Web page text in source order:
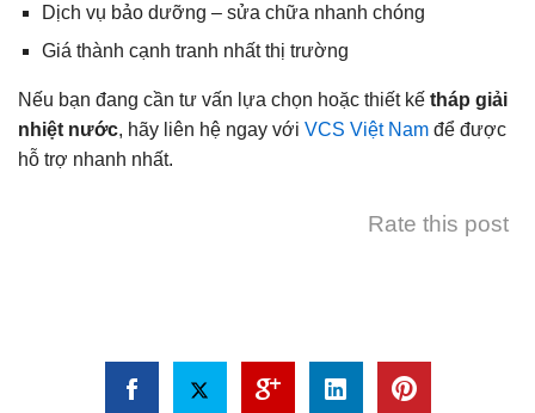
Dịch vụ bảo dưỡng – sửa chữa nhanh chóng
Giá thành cạnh tranh nhất thị trường
Nếu bạn đang cần tư vấn lựa chọn hoặc thiết kế tháp giải
nhiệt nước, hãy liên hệ ngay với VCS Việt Nam để được
hỗ trợ nhanh nhất.
Rate this post